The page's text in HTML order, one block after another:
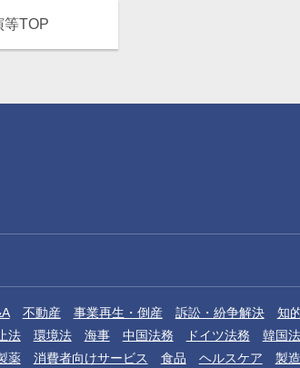
等TOP
不動産 事業再生・倒産 訴訟・紛争解決 知
法 環境法 海事 中国法務 ドイツ法務 韓国
薬 消費者向けサービス 食品 ヘルスケア 製